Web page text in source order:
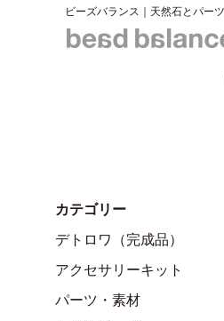
ビーズバランス｜天然石とパー
カテゴリー
デトロワ（完成品）
アクセサリーキット
パーツ・素材